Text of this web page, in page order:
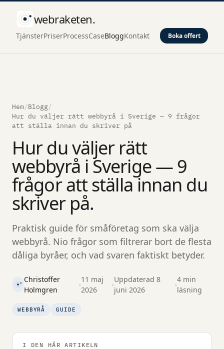
webraketen.
TjänsterPriserProcessCaseBloggKontakt Boka offert
Hem/Blogg/
Hur du väljer rätt webbyrå i Sverige — 9 frågor
att ställa innan du skriver på
Hur du väljer rätt
webbyrå i Sverige — 9
frågor att ställa innan du
skriver på.
Praktisk guide för småföretag som ska välja
webbyrå. Nio frågor som filtrerar bort de flesta
dåliga byråer, och vad svaren faktiskt betyder.
Christoffer
Holmgren
·
11 maj
2026
·
Uppdaterad 8
juni 2026
·
4 min
läsning
WEBBYRÅ GUIDE
I DEN HÄR ARTIKELN